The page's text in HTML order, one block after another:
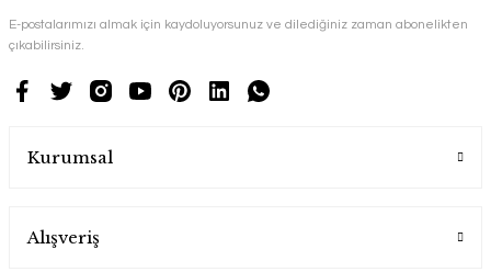
E-postalarımızı almak için kaydoluyorsunuz ve dilediğiniz zaman abonelikten
çıkabilirsiniz.
Kurumsal
Alışveriş